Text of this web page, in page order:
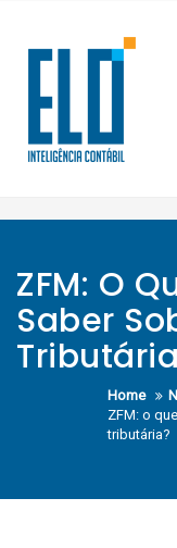
content
ZFM: O
Saber
Home
ZFM: o
tributária?